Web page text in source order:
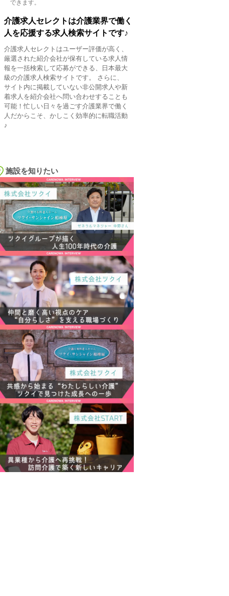
できます。
介護求人セレクトは介護業界で働く
人を応援する求人検索サイトです♪
介護求人セレクトはユーザー評価が高く、
厳選された紹介会社が保有している求人情
報を一括検索して応募ができる、日本最大
級の介護求人検索サイトです。 さらに、
サイト内に掲載していない非公開求人や新
着求人を紹介会社へ問い合わせすることも
可能！忙しい日々を過ごす介護業界で働く
人だからこそ、かしこく効率的に転職活動
♪
施設を知りたい